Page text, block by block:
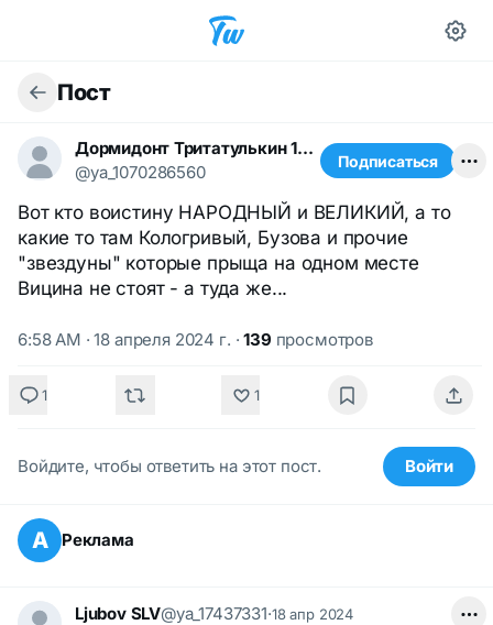
Пост
Дормидонт Тритатулькин 1668491367
@ya_1070286560
Подписаться
Вот кто воистину НАРОДНЫЙ и ВЕЛИКИЙ, а то
какие то там Кологривый, Бузова и прочие
"звездуны" которые прыща на одном месте
Вицина не стоят - а туда же...
6:58 AM · 18 апреля 2024 г. ·139 просмотров
1 1
Войдите, чтобы ответить на этот пост. Войти
А Реклама
Ljubov SLV@ya_17437331·18 апр 2024